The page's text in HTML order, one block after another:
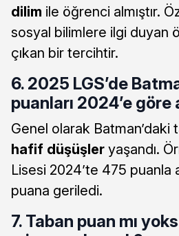
dilim ile öğrenci almıştır.
sosyal bilimlere ilgi duyan
çıkan bir tercihtir.
6. 2025 LGS’de
puanları 2024’e göre
Genel olarak Batman’daki
hafif düşüşler yaşandı.
Lisesi 2024’te 475 puanla
puana geriledi.
7. Taban puan mı